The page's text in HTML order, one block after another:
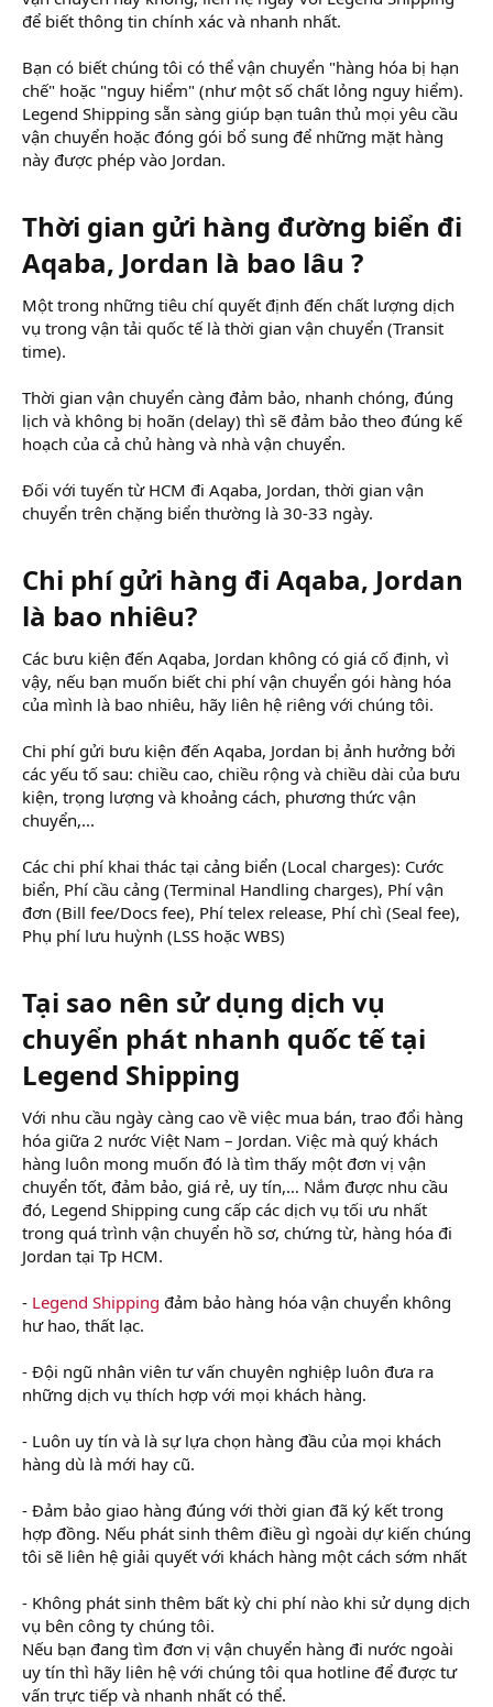
để biết thông tin chính xác và nhanh nhất.
Bạn có biết chúng tôi có thể vận chuyển "hàng hóa bị hạn
chế" hoặc "nguy hiểm" (như một số chất lỏng nguy hiểm).
Legend Shipping sẵn sàng giúp bạn tuân thủ mọi yêu cầu
vận chuyển hoặc đóng gói bổ sung để những mặt hàng
này được phép vào Jordan.
Thời gian gửi hàng đường biển đi
Aqaba, Jordan là bao lâu ?
Một trong những tiêu chí quyết định đến chất lượng dịch
vụ trong vận tải quốc tế là thời gian vận chuyển (Transit
time).
Thời gian vận chuyển càng đảm bảo, nhanh chóng, đúng
lịch và không bị hoãn (delay) thì sẽ đảm bảo theo đúng kế
hoạch của cả chủ hàng và nhà vận chuyển.
Đối với tuyến từ HCM đi Aqaba, Jordan, thời gian vận
chuyển trên chặng biển thường là 30-33 ngày.
Chi phí gửi hàng đi Aqaba, Jordan
là bao nhiêu?
Các bưu kiện đến Aqaba, Jordan không có giá cố định, vì
vậy, nếu bạn muốn biết chi phí vận chuyển gói hàng hóa
của mình là bao nhiêu, hãy liên hệ riêng với chúng tôi.
Chi phí gửi bưu kiện đến Aqaba, Jordan bị ảnh hưởng bởi
các yếu tố sau: chiều cao, chiều rộng và chiều dài của bưu
kiện, trọng lượng và khoảng cách, phương thức vận
chuyển,...
Các chi phí khai thác tại cảng biển (Local charges): Cước
biển, Phí cầu cảng (Terminal Handling charges), Phí vận
đơn (Bill fee/Docs fee), Phí telex release, Phí chì (Seal fee),
Phụ phí lưu huỳnh (LSS hoặc WBS)
Tại sao nên sử dụng dịch vụ
chuyển phát nhanh quốc tế tại
Legend Shipping
Với nhu cầu ngày càng cao về việc mua bán, trao đổi hàng
hóa giữa 2 nước Việt Nam – Jordan. Việc mà quý khách
hàng luôn mong muốn đó là tìm thấy một đơn vị vận
chuyển tốt, đảm bảo, giá rẻ, uy tín,… Nắm được nhu cầu
đó, Legend Shipping cung cấp các dịch vụ tối ưu nhất
trong quá trình vận chuyển hồ sơ, chứng từ, hàng hóa đi
Jordan tại Tp HCM.
- Legend Shipping đảm bảo hàng hóa vận chuyển không
hư hao, thất lạc.
- Đội ngũ nhân viên tư vấn chuyên nghiệp luôn đưa ra
những dịch vụ thích hợp với mọi khách hàng.
- Luôn uy tín và là sự lựa chọn hàng đầu của mọi khách
hàng dù là mới hay cũ.
- Đảm bảo giao hàng đúng với thời gian đã ký kết trong
hợp đồng. Nếu phát sinh thêm điều gì ngoài dự kiến chúng
tôi sẽ liên hệ giải quyết với khách hàng một cách sớm nhất
- Không phát sinh thêm bất kỳ chi phí nào khi sử dụng dịch
vụ bên công ty chúng tôi.
Nếu bạn đang tìm đơn vị vận chuyển hàng đi nước ngoài
uy tín thì hãy liên hệ với chúng tôi qua hotline để được tư
vấn trực tiếp và nhanh nhất có thể.